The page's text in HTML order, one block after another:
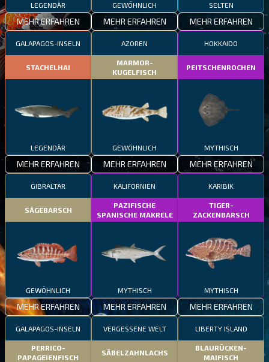
LEGENDÄR
MEHR ERFAHREN
GEWÖHNLICH
MEHR ERFAHREN
SELTEN
MEHR ERFAHREN
GALAPAGOS-INSELN
STACHELHAI
LEGENDÄR
MEHR ERFAHREN
AZOREN
MARMOR-
KUGELFISCH
GEWÖHNLICH
MEHR ERFAHREN
HOKKAIDO
PEITSCHENROCHEN
MYTHISCH
MEHR ERFAHREN
GIBRALTAR
SÄGEBARSCH
GEWÖHNLICH
MEHR ERFAHREN
KALIFORNIEN
PAZIFISCHE
SPANISCHE MAKRELE
MYTHISCH
MEHR ERFAHREN
KARIBIK
TIGER-
ZACKENBARSCH
MYTHISCH
MEHR ERFAHREN
GALAPAGOS-INSELN
PERRICO-
PAPAGEIENFISCH
VERGESSENE WELT
SÄBELZAHNLACHS
LIBERTY ISLAND
BLAURÜCKEN-
MAIFISCH